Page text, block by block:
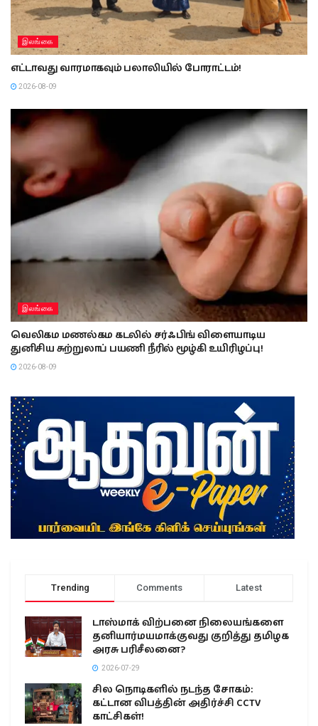
இலங்கை
எட்டாவது வாரமாகவும் பலாலியில் போராட்டம்!
2026-08-09
இலங்கை
வெலிகம மணல்கம கடலில் சர்ஃபிங் விளையாடிய
துனிசிய சுற்றுலாப் பயணி நீரில் மூழ்கி உயிரிழப்பு!
2026-08-09
Trending Comments Latest
டாஸ்மாக் விற்பனை நிலையங்களை
தனியார்மயமாக்குவது குறித்து தமிழக
அரசு பரிசீலனை?
2026-07-29
சில நொடிகளில் நடந்த சோகம்:
கட்டான விபத்தின் அதிர்ச்சி CCTV
காட்சிகள்!